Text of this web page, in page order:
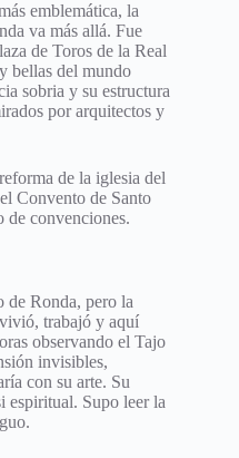
emblemática, la
va más allá. Fue
de Toros de la Real
bellas del mundo
sobria y su estructura
por arquitectos y
de la iglesia del
Convento de Santo
convenciones.
de Ronda, pero la
trabajó y aquí
observando el Tajo
invisibles,
con su arte. Su
espiritual. Supo leer la